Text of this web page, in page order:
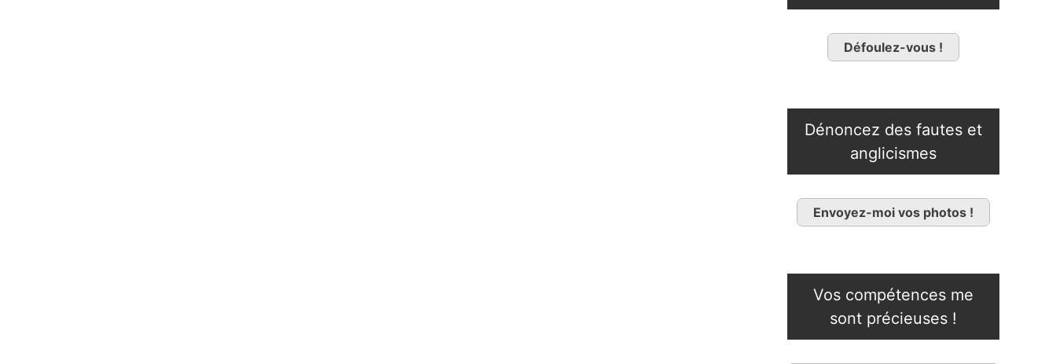
Défoulez-vous !
Dénoncez des fautes et
anglicismes
Envoyez-moi vos photos !
Vos compétences me
sont précieuses !